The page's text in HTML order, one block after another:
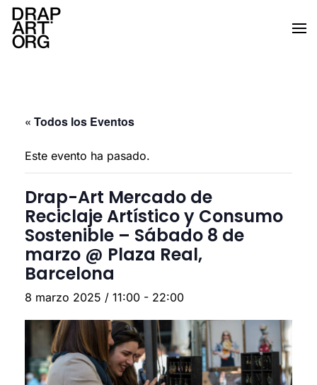
Ir al contenido principal
« Todos los Eventos
Este evento ha pasado.
Drap-Art Mercado de
Reciclaje Artístico y Consumo
Sostenible – Sábado 8 de
marzo @ Plaza Real,
Barcelona
8 marzo 2025 / 11:00 - 22:00